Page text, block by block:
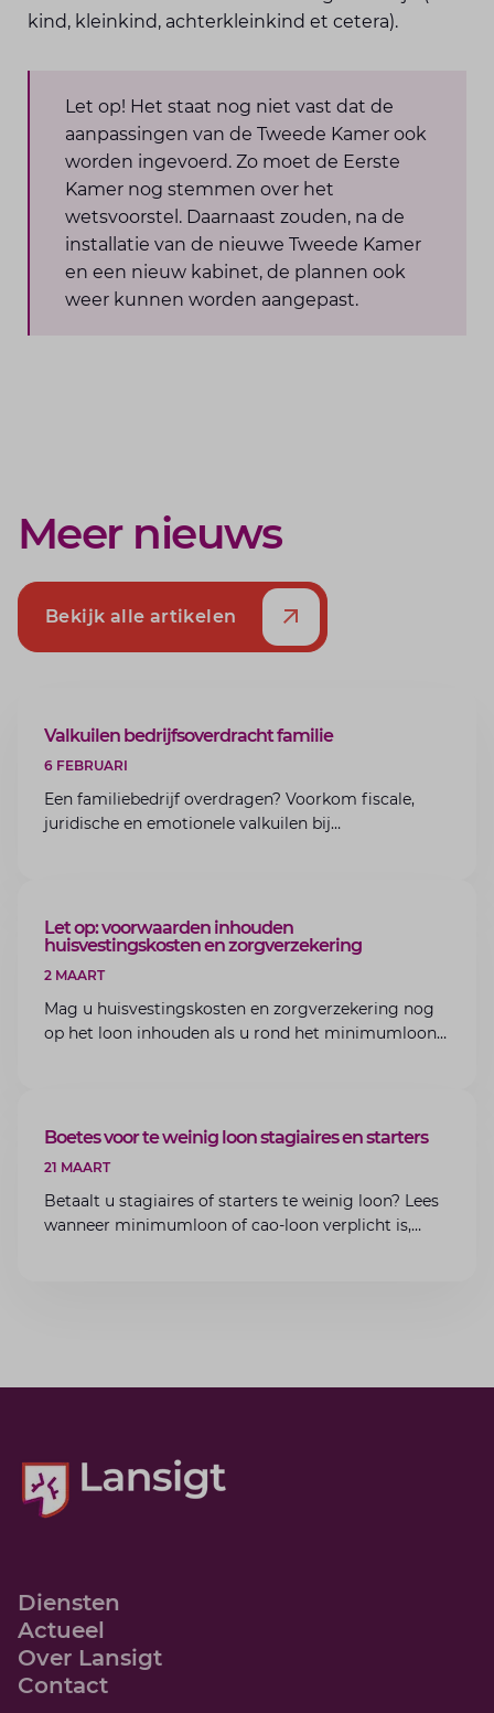
kind, kleinkind, achterkleinkind et cetera).
Let op! Het staat nog niet vast dat de
aanpassingen van de Tweede Kamer ook
worden ingevoerd. Zo moet de Eerste
Kamer nog stemmen over het
wetsvoorstel. Daarnaast zouden, na de
installatie van de nieuwe Tweede Kamer
en een nieuw kabinet, de plannen ook
weer kunnen worden aangepast.
Meer nieuws
Bekijk alle artikelen
ARTIKEL
Valkuilen bedrijfsoverdracht familie
6 FEBRUARI
Een familiebedrijf overdragen? Voorkom fiscale,
juridische en emotionele valkuilen bij
ARTIKEL
Let op: voorwaarden inhouden
huisvestingskosten en zorgverzekering
2 MAART
Mag u huisvestingskosten en zorgverzekering nog
op het loon inhouden als u rond het minimumloon
ARTIKEL
Boetes voor te weinig loon stagiaires en starters
21 MAART
Betaalt u stagiaires of starters te weinig loon? Lees
wanneer minimumloon of cao-loon verplicht is,
Diensten
Actueel
Over Lansigt
Contact